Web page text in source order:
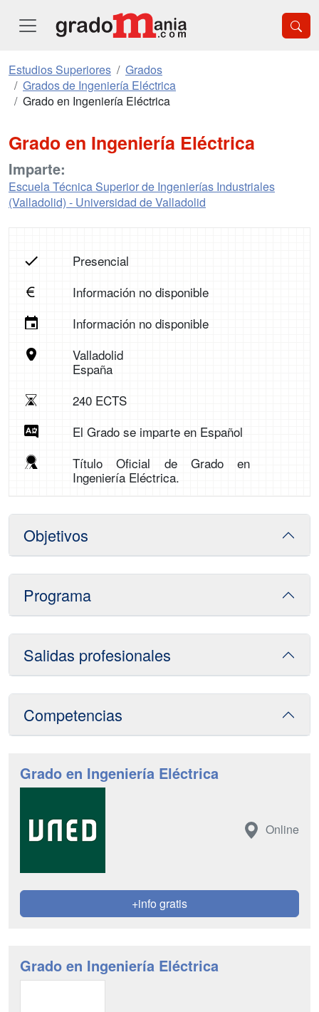
Estudios Superiores
Grados
Grados de Ingeniería Eléctrica
Grado en Ingeniería Eléctrica
Grado en Ingeniería Eléctrica
Imparte:
Escuela Técnica Superior de Ingenierías Industriales
(Valladolid) - Universidad de Valladolid
Presencial
Información no disponible
Información no disponible
Valladolid
España
240 ECTS
El Grado se imparte en Español
Título Oficial de Grado en
Ingeniería Eléctrica.
Objetivos
Programa
Salidas profesionales
Competencias
Grado en Ingeniería Eléctrica
Online
+info gratis
Grado en Ingeniería Eléctrica